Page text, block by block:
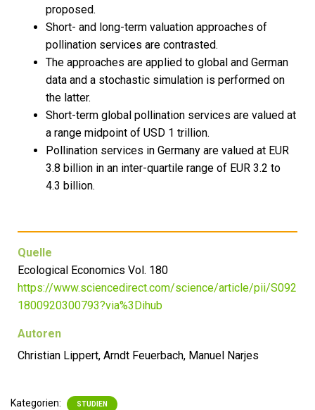
proposed.
Short- and long-term valuation approaches of
pollination services are contrasted.
The approaches are applied to global and German
data and a stochastic simulation is performed on
the latter.
Short-term global pollination services are valued at
a range midpoint of USD 1 trillion.
Pollination services in Germany are valued at EUR
3.8 billion in an inter-quartile range of EUR 3.2 to
4.3 billion.
Quelle
Ecological Economics Vol. 180
https://www.sciencedirect.com/science/article/pii/S092
1800920300793?via%3Dihub
Autoren
Christian Lippert, Arndt Feuerbach, Manuel Narjes
Kategorien: STUDIEN